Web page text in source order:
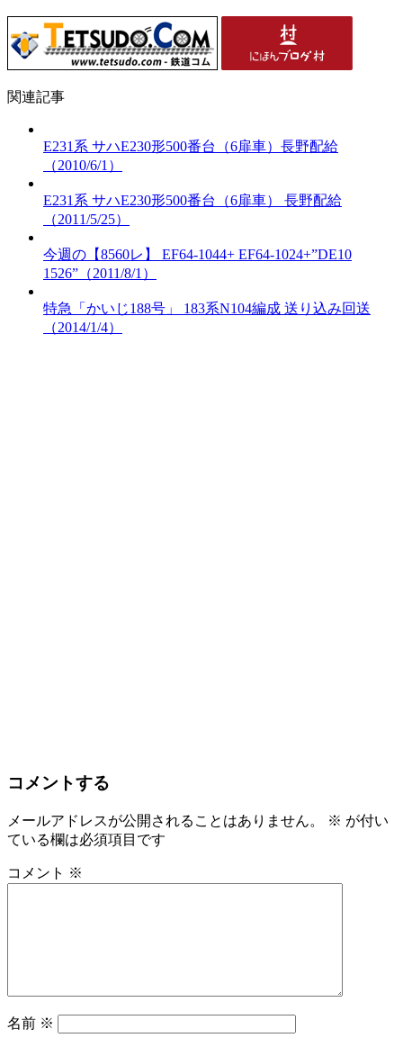
関連記事
E231系 サハE230形500番台（6扉車）長野配給
（2010/6/1）
E231系 サハE230形500番台（6扉車） 長野配給
（2011/5/25）
今週の【8560レ】 EF64-1044+ EF64-1024+”DE10
1526”（2011/8/1）
特急「かいじ188号」 183系N104編成 送り込み回送
（2014/1/4）
コメントする
メールアドレスが公開されることはありません。 ※ が付い
ている欄は必須項目です
コメント ※
名前 ※